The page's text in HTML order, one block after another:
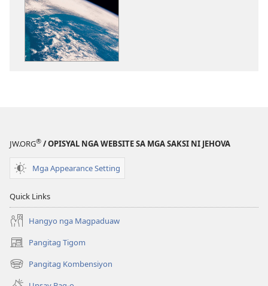
JW.ORG® / OPISYAL NGA WEBSITE SA MGA SAKSI NI JEHOVA
Mga Appearance Setting
Quick Links
Hangyo nga Magpaduaw
Pangitag Tigom
(mo-
open
ug
bag-
Pangitag Kombensiyon
(mo-
open